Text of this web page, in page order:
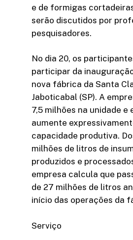
e de formigas
serão discutidos por
pesquisadores.
No dia 20, os
participar da
nova fábrica da Santa
Jaboticabal (SP). A
7,5 milhões na unidade e
aumente
capacidade produtiva.
milhões de litros de
produzidos e
empresa calcula que
de 27 milhões de litros
início das operações da
Serviço